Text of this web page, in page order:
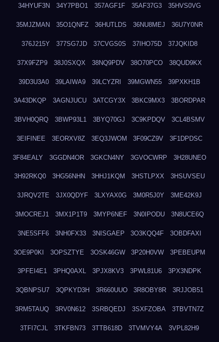
34HYUF3N 34Y7PBO1 357AGF1F 35AF37G3 35HVS0VG
35MJZMAN 35O1QNFZ 36HUTLDS 36NU8MEJ 36U7Y0NR
376J215Y 377SG7JD 37CVGS0S 37IHO75D 37JQKID8
37X9FZP9 38J0SXQX 38NQ9PDV 38O70PCO 38QUD9KX
39D3U3A0 39LAIWA9 39LCYZRI 39MGWN55 39PXKH1B
3A43DKQP 3AGNJUCU 3ATCGY3X 3BKC9MX3 3BORDPAR
3BVH0QRQ 3BWP93L1 3BYQ70GJ 3C9KPDQV 3CL4BSMV
3EIFINEE 3EORXV8Z 3EQ3JWOM 3F09CZ9V 3F1DPDSC
3F84EALY 3GGDN4OR 3GKCN4NY 3GVOCWRP 3H28UNEO
3H92RKQ0 3HG56NHN 3HHJ1KQM 3HSTLPXX 3HSUVSEU
3JRQV2TE 3JX0QDYF 3LXYAX0G 3M0R5J0Y 3ME42K9J
3MOCREJ1 3MX1P1T9 3MYP6NEF 3N0IPODU 3N8UCE6Q
3NE5SFF6 3NH0FX33 3NISGAEP 3O3KQQ4F 3OBDFAXI
3OE9P0KI 3OPSZTYE 3OSK46GW 3P20H0VW 3PEBEUPM
3PFEI4E1 3PHQ0AXL 3PJX8KV3 3PWL81U6 3PX3NDPK
3QBNPSU7 3QPKYD3H 3R660UUO 3R8OBY8R 3RJJOB51
3RM5TAUQ 3RV0N612 3SRBQEDJ 3SXFZOBA 3TBVTN7Z
3TFI7CJL 3TKFBN73 3TTB618D 3TVMVY4A 3VPL82H9